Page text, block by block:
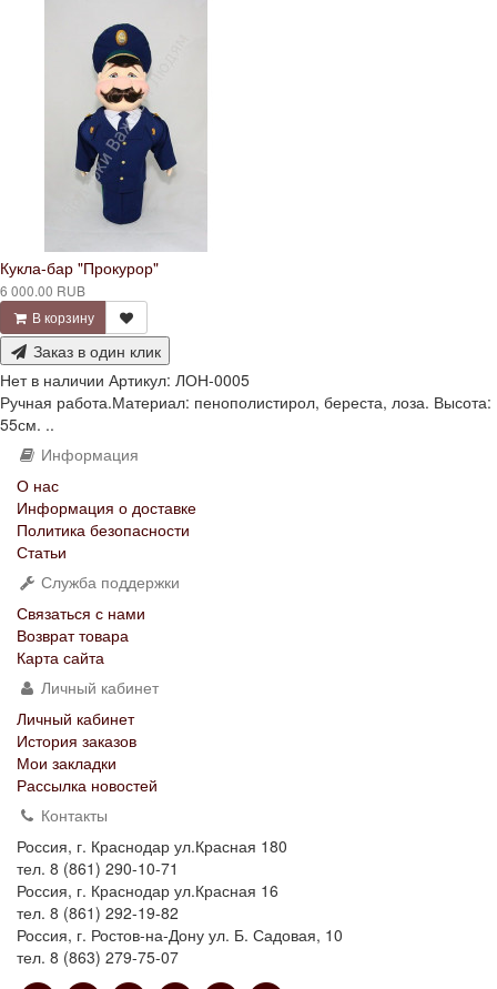
Кукла-бар "Прокурор"
6 000.00 RUB
В корзину
Заказ в один клик
Нет в наличии Артикул: ЛОН-0005
Ручная работа.Материал: пенополистирол, береста, лоза. Высота:
55см. ..
Информация
О нас
Информация о доставке
Политика безопасности
Статьи
Служба поддержки
Связаться с нами
Возврат товара
Карта сайта
Личный кабинет
Личный кабинет
История заказов
Мои закладки
Рассылка новостей
Контакты
Россия, г. Краснодар ул.Красная 180
тел. 8 (861) 290-10-71
Россия, г. Краснодар ул.Красная 16
тел. 8 (861) 292-19-82
Россия, г. Ростов-на-Дону ул. Б. Садовая, 10
тел. 8 (863) 279-75-07